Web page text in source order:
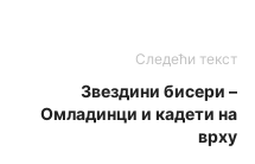
Следећи текст
Звездини бисери –
Омладинци и кадети на
врху